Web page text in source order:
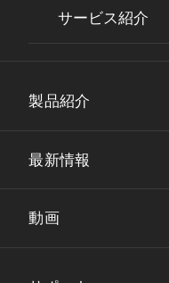
サービス紹介
DX・店舗ソ
製品紹介
最新情報
動画